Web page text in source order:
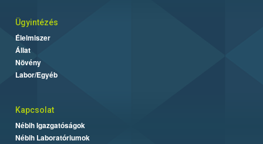
Ügyintézés
Élelmiszer
Állat
Növény
Labor/Egyéb
Kapcsolat
Nébih Igazgatóságok
Nébih Laboratóriumok